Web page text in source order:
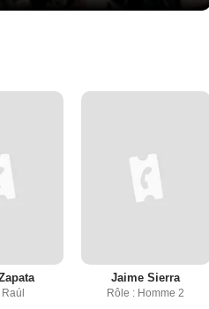
Jaime Sierra
Rôle : Homme 2